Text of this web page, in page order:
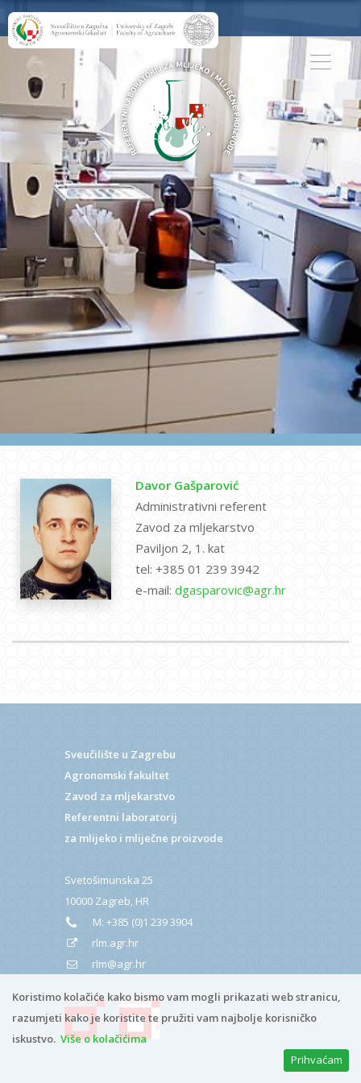
Koristimo kolačiće kako bismo vam mogli prikazati web stranicu,
razumjeti kako je koristite te pružiti vam najbolje korisničko
iskustvo. Više o kolačićima
Prihvaćam
Davor Gašparović
Administrativni referent
Zavod za mljekarstvo
Paviljon 2, 1. kat
tel: +385 01 239 3942
e-mail: dgasparovic@agr.hr
Sveučilište u Zagrebu
Agronomski fakultet
Zavod za mljekarstvo
Referentni laboratorij
za mlijeko i mliječne proizvode
Svetošimunska 25
10000 Zagreb, HR
M:+385 (0)1 239 3904
rlm.agr.hr
rlm@agr.hr